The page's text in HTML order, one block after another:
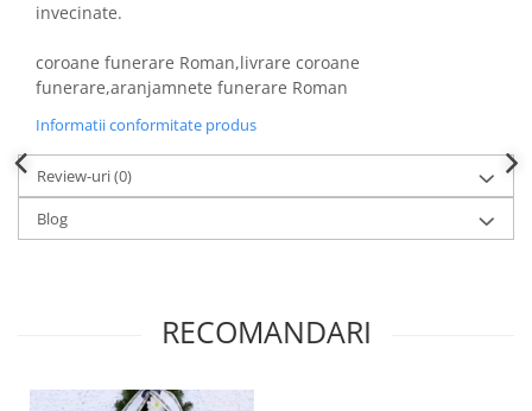
invecinate.
coroane funerare Roman,livrare coroane
funerare,aranjamnete funerare Roman
Informatii conformitate produs
Review-uri(0)
Blog
RECOMANDARI